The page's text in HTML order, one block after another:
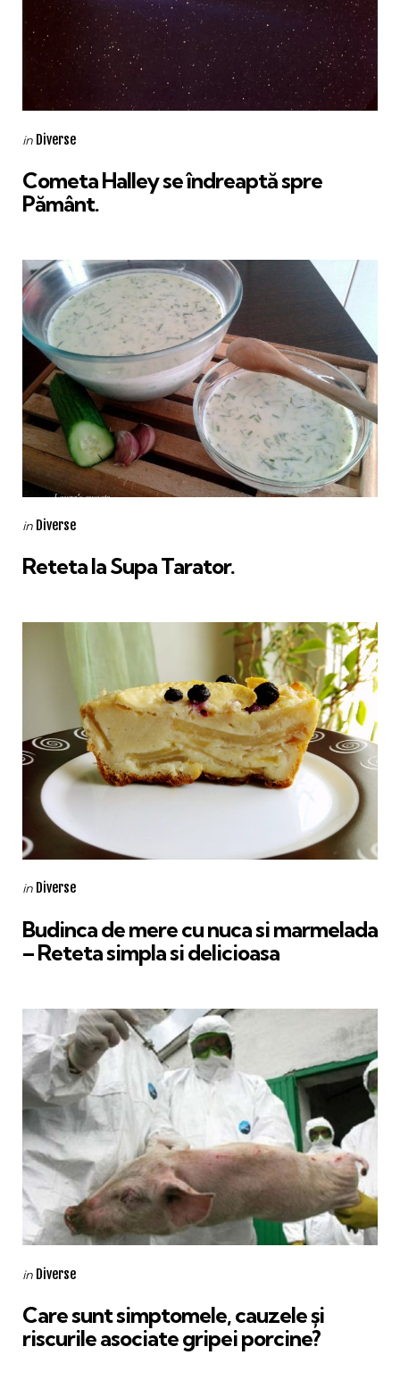
Categories
Posted
in Diverse
Cometa Halley se îndreaptă spre
Pământ.
Categories
Posted
in Diverse
Reteta la Supa Tarator.
Categories
Posted
in Diverse
Budinca de mere cu nuca si marmelada
– Reteta simpla si delicioasa
Categories
Posted
in Diverse
Care sunt simptomele, cauzele și
riscurile asociate gripei porcine?